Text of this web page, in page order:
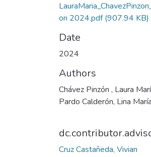
on 2024.pdf(907.94 KB)
Date
2024
Authors
Chávez Pinzón , Laura
Pardo Calderón, Lina María
Cruz Castañeda, Vivian